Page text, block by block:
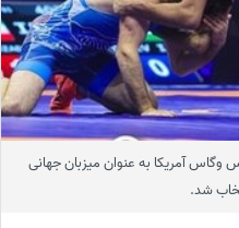
وگاس آمریکا به عنوان میزبان جهانی